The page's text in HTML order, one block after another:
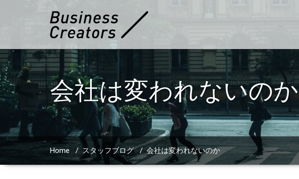
会社は変われないのか
Home / スタッフブログ/会社は変われないのか